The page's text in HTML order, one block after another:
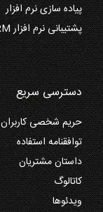
پیاده سازی نرم افزار
پشتیبانی نرم افزار CRM
دسترسی سریع
حریم شخصی کاربران
توافقنامه استفاده
داستان مشتریان
کاتالوگ
ویدئوها